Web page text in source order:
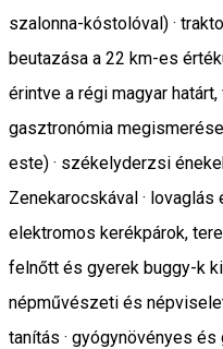
szalonna-kóstolóval) ·
beutazása a 22 km-es
érintve a régi magyar
gasztronómia
este) · székelyderzsi
Zenekarocskával ·
elektromos kerékpárok,
felnőtt és gyerek buggy-k
népművészeti és
tanítás · gyógynövényes